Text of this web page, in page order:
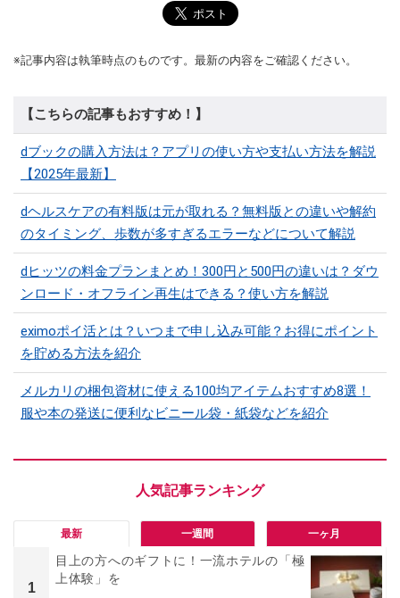
※記事内容は執筆時点のものです。最新の内容をご確認ください。
【こちらの記事もおすすめ！】
dブックの購入方法は？アプリの使い方や支払い方法を解説
【2025年最新】
dヘルスケアの有料版は元が取れる？無料版との違いや解約
のタイミング、歩数が多すぎるエラーなどについて解説
dヒッツの料金プランまとめ！300円と500円の違いは？ダウ
ンロード・オフライン再生はできる？使い方を解説
eximoポイ活とは？いつまで申し込み可能？お得にポイント
を貯める方法を紹介
メルカリの梱包資材に使える100均アイテムおすすめ8選！
服や本の発送に便利なビニール袋・紙袋などを紹介
最新 一週間 一ヶ月
1
目上の方へのギフトに！一流ホテルの「極
上体験」を